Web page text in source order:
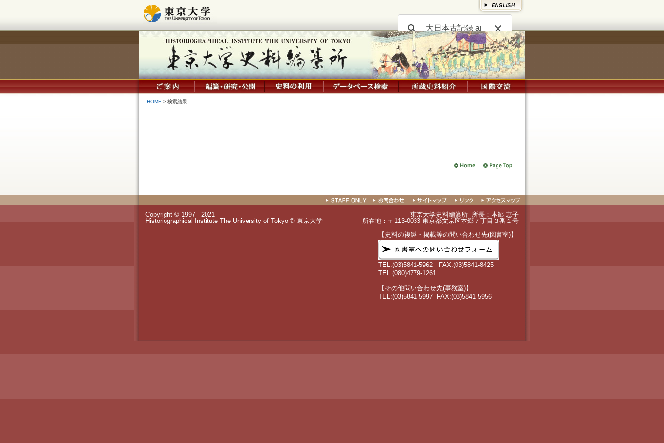
HOME > 検索結果
Copyright © 1997 - 2021
Historiographical Institute The University of Tokyo © 東京大学
東京大学史料編纂所 所長：本郷 恵子
所在地：〒113-0033 東京都文京区本郷７丁目３番１号
【史料の複製・掲載等の問い合わせ先(図書室)】
TEL:(03)5841-5962
FAX:(03)5841-8425
TEL:(080)4779-1261
【その他問い合わせ先(事務室)】
TEL:(03)5841-5997
FAX:(03)5841-5956